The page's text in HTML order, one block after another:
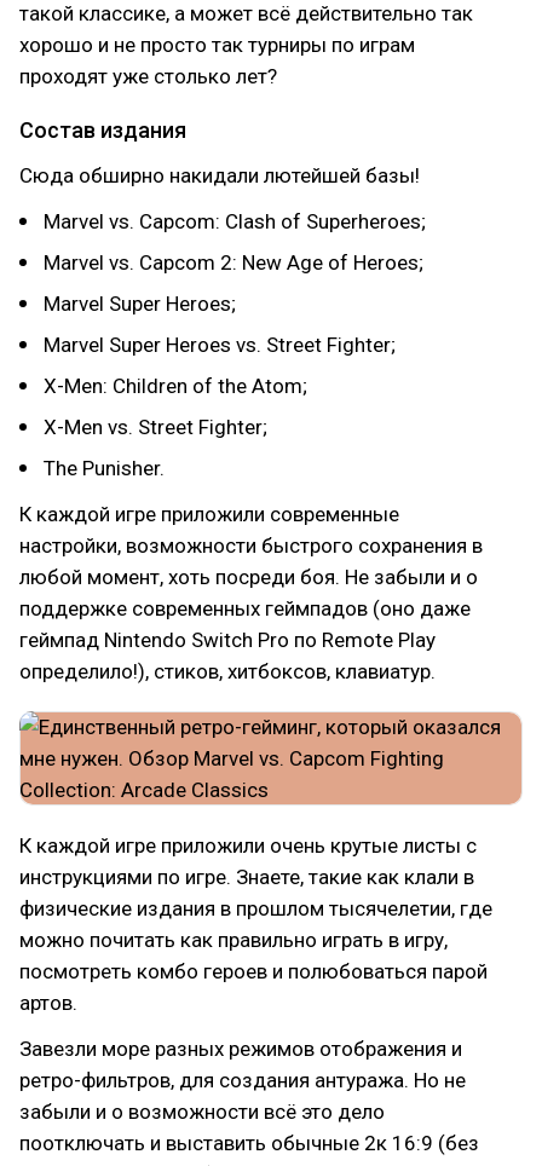
такой классике, а может всё действительно так
хорошо и не просто так турниры по играм
проходят уже столько лет?
Состав издания
Сюда обширно накидали лютейшей базы!
Marvel vs. Capcom: Clash of Superheroes;
Marvel vs. Capcom 2: New Age of Heroes;
Marvel Super Heroes;
Marvel Super Heroes vs. Street Fighter;
X-Men: Children of the Atom;
X-Men vs. Street Fighter;
The Punisher.
К каждой игре приложили современные
настройки, возможности быстрого сохранения в
любой момент, хоть посреди боя. Не забыли и о
поддержке современных геймпадов (оно даже
геймпад Nintendo Switch Pro по Remote Play
определило!), стиков, хитбоксов, клавиатур.
К каждой игре приложили очень крутые листы с
инструкциями по игре. Знаете, такие как клали в
физические издания в прошлом тысячелетии, где
можно почитать как правильно играть в игру,
посмотреть комбо героев и полюбоваться парой
артов.
Завезли море разных режимов отображения и
ретро-фильтров, для создания антуража. Но не
забыли и о возможности всё это дело
поотключать и выставить обычные 2к 16:9 (без